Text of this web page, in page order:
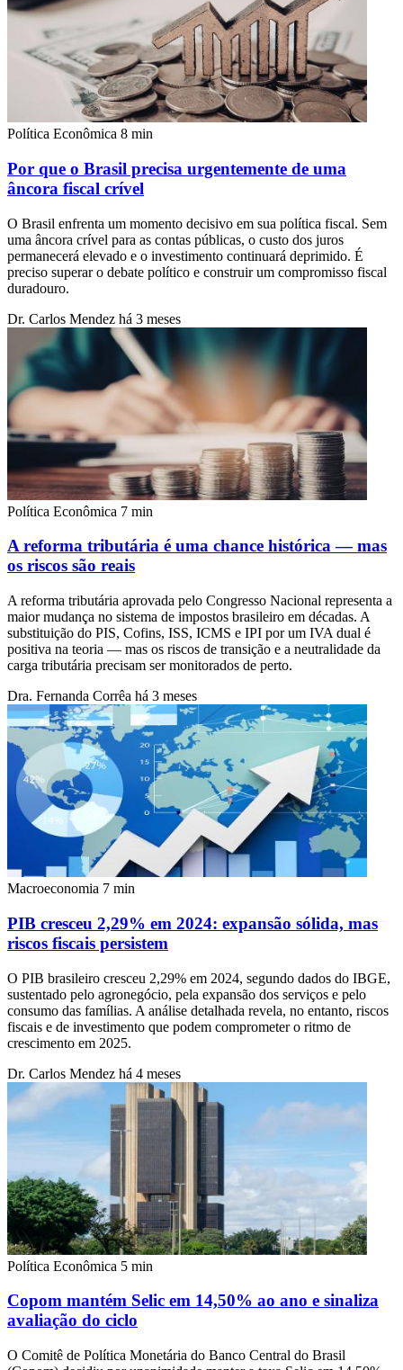
Política Econômica 8 min
Por que o Brasil precisa urgentemente de uma
âncora fiscal crível
O Brasil enfrenta um momento decisivo em sua política fiscal. Sem
uma âncora crível para as contas públicas, o custo dos juros
permanecerá elevado e o investimento continuará deprimido. É
preciso superar o debate político e construir um compromisso fiscal
duradouro.
Dr. Carlos Mendez há 3 meses
Política Econômica 7 min
A reforma tributária é uma chance histórica — mas
os riscos são reais
A reforma tributária aprovada pelo Congresso Nacional representa a
maior mudança no sistema de impostos brasileiro em décadas. A
substituição do PIS, Cofins, ISS, ICMS e IPI por um IVA dual é
positiva na teoria — mas os riscos de transição e a neutralidade da
carga tributária precisam ser monitorados de perto.
Dra. Fernanda Corrêa há 3 meses
Macroeconomia 7 min
PIB cresceu 2,29% em 2024: expansão sólida, mas
riscos fiscais persistem
O PIB brasileiro cresceu 2,29% em 2024, segundo dados do IBGE,
sustentado pelo agronegócio, pela expansão dos serviços e pelo
consumo das famílias. A análise detalhada revela, no entanto, riscos
fiscais e de investimento que podem comprometer o ritmo de
crescimento em 2025.
Dr. Carlos Mendez há 4 meses
Política Econômica 5 min
Copom mantém Selic em 14,50% ao ano e sinaliza
avaliação do ciclo
O Comitê de Política Monetária do Banco Central do Brasil